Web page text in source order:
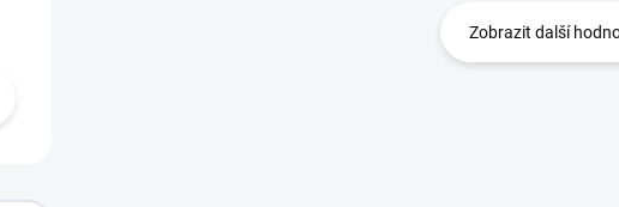
Zobrazit další